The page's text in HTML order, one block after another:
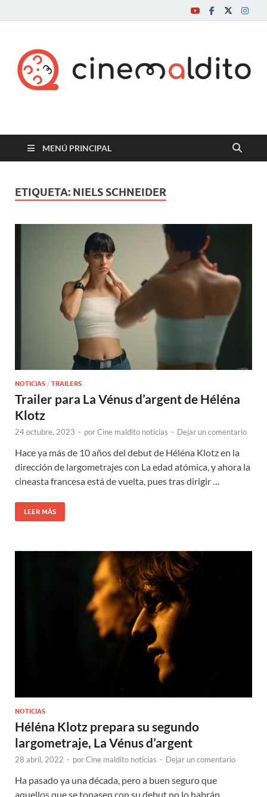
Cine maldito
MENÚ PRINCIPAL
ETIQUETA: NIELS SCHNEIDER
NOTICIAS / TRAILERS
Trailer para La Vénus d’argent de Héléna
Klotz
24 octubre, 2023 - porCine maldito noticias - Dejar un comentario
Hace ya más de 10 años del debut de Héléna Klotz en la
dirección de largometrajes con La edad atómica, y ahora la
cineasta francesa está de vuelta, pues tras dirigir …
LEER MÁS
NOTICIAS
Héléna Klotz prepara su segundo
largometraje, La Vénus d’argent
28 abril, 2022 - porCine maldito noticias - Dejar un comentario
Ha pasado ya una década, pero a buen seguro que
aquellos que se topasen con su debut no lo habrán